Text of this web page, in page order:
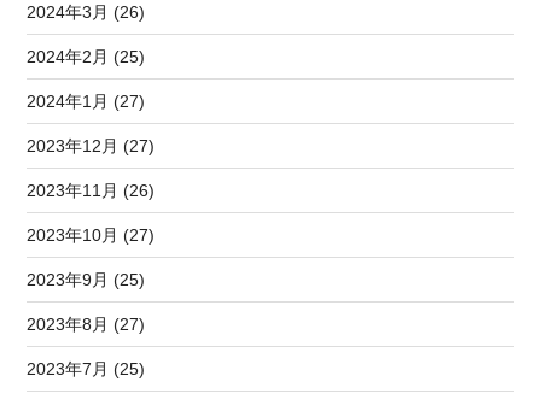
2024年3月 (26)
2024年2月 (25)
2024年1月 (27)
2023年12月 (27)
2023年11月 (26)
2023年10月 (27)
2023年9月 (25)
2023年8月 (27)
2023年7月 (25)